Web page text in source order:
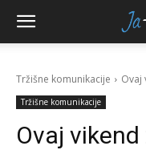
Tržišne komunikacije Ovaj
Tržišne komunikacije
Ovaj